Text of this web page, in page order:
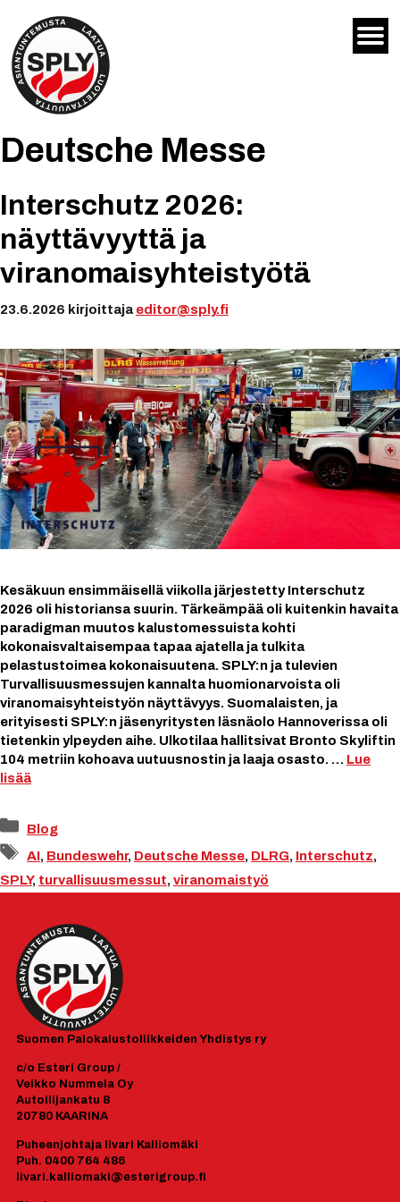
sisältöön
Deutsche Messe
Interschutz 2026:
näyttävyyttä ja
viranomaisyhteistyötä
23.6.2026 kirjoittaja editor@sply.fi
Kesäkuun ensimmäisellä viikolla järjestetty Interschutz
2026 oli historiansa suurin. Tärkeämpää oli kuitenkin havaita
paradigman muutos kalustomessuista kohti
kokonaisvaltaisempaa tapaa ajatella ja tulkita
pelastustoimea kokonaisuutena. SPLY:n ja tulevien
Turvallisuusmessujen kannalta huomionarvoista oli
viranomaisyhteistyön näyttävyys. Suomalaisten, ja
erityisesti SPLY:n jäsenyritysten läsnäolo Hannoverissa oli
tietenkin ylpeyden aihe. Ulkotilaa hallitsivat Bronto Skyliftin
104 metriin kohoava uutuusnostin ja laaja osasto. … Lue
lisää
Kategoriat
Blog
Avainsanat
AI, Bundeswehr, Deutsche Messe, DLRG, Interschutz,
SPLY, turvallisuusmessut, viranomaistyö
Suomen Palokalustoliikkeiden Yhdistys ry
c/o Esteri Group /
Veikko Nummela Oy
Autoilijankatu 8
20780 KAARINA
Puheenjohtaja Iivari Kalliomäki
Puh. 0400 764 486
Iivari.kalliomaki@esterigroup.fi